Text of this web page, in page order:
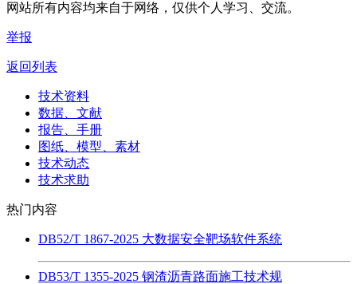
网站所有内容均来自于网络，仅供个人学习、交流。
举报
返回列表
技术资料
数据、文献
报告、手册
图纸、模型、素材
技术动态
技术求助
热门内容
DB52/T 1867-2025 大数据安全靶场软件系统
DB53/T 1355-2025 钢渣沥青路面施工技术规